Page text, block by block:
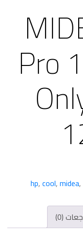
Pro
,cool,midea,
(0)